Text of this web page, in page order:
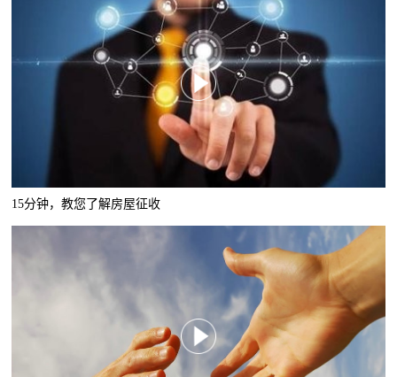
15分钟，教您了解房屋征收